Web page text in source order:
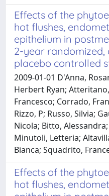
Effects of the
hot flushes,
epithelium in
2-year randomized,
placebo controlled
2009-01-01 D'Anna,
Herbert Ryan;
Francesco; Corrado,
Rizzo, P; Russo, Silvia;
Nicola; Bitto,
Minutoli, Letteria;
Bianca; Squadrito,
Effects of the
hot flushes,